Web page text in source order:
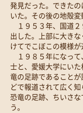
発見だった。できた
いた。その後の地殻変
１９５３年、国道２
出した。上部に大き
けてでこぼこの模様が
１９８５年になって
士と、愛媛大学にい
竜の足跡であること
どで報道されて広く
恐竜の足跡、ちいさ
う。